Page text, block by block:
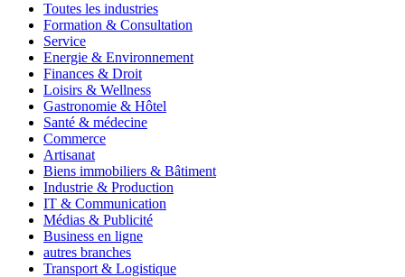
Toutes les industries
Formation & Consultation
Service
Energie & Environnement
Finances & Droit
Loisirs & Wellness
Gastronomie & Hôtel
Santé & médecine
Commerce
Artisanat
Biens immobiliers & Bâtiment
Industrie & Production
IT & Communication
Médias & Publicité
Business en ligne
autres branches
Transport & Logistique